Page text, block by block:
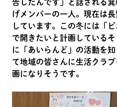
告したんです」と話される
げメンバーの一人。現在は
しています。この冬には「
で開きたいと計画している
に「あいらんど」の活動を
て地域の皆さんに生活クラ
画になりそうです。